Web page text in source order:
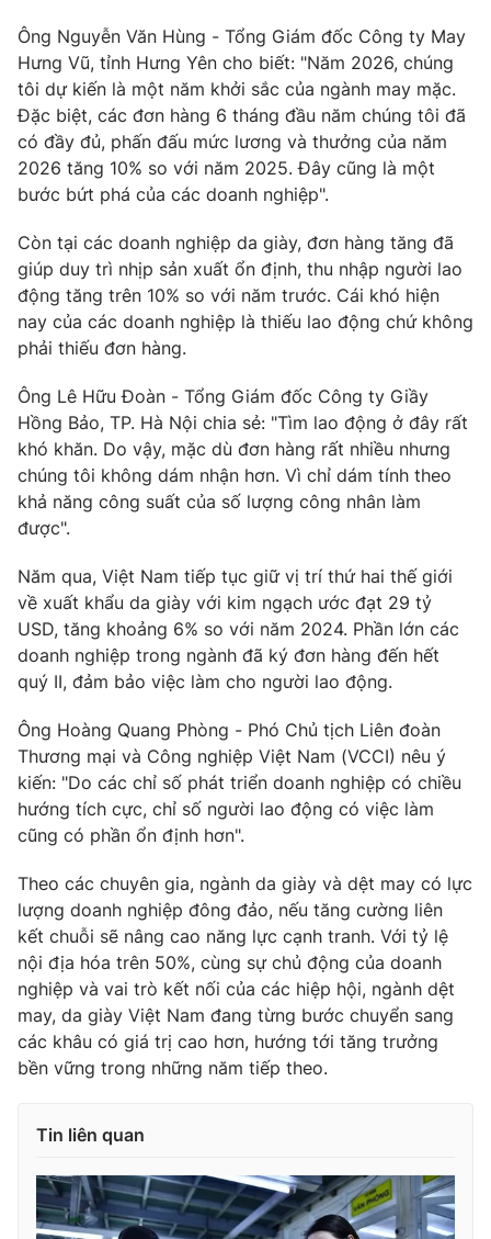
Hitech Công nghệ tương lai
Sản phẩm
Thị trường
Tư vấn
Giao lưu trực tuyến
Lịch phát sóng
Chuyên mục khác
Photo Infographic
Video
VTV Money VTV Thể thao
VTV Sức khoẻ Bất động sản
VTV4 Vươn mình bằng AI
VTV9 VTV8
Liên hệ tòa soạn English
THỜI BÁO VTV
Theo dõi báo trên
Cơ quan chủ quản:Đài Truyền hình Việt Nam
Cơ quan báo chí:Thời báo VTV
Giấy phép hoạt động báo in và báo điện tử số 483/GP-BTTTT
Tổng Biên tập:Vũ Thanh Thủy
Nguyễn Trọng Ninh
Tổng đài VTV:024.38 355 931 - 024.38 355 932
Ông Nguyễn Văn Hùng - Tổng Giám đốc Công ty May
Hưng Vũ, tỉnh Hưng Yên cho biết: "Năm 2026, chúng
tôi dự kiến là một năm khởi sắc của ngành may mặc.
Đặc biệt, các đơn hàng 6 tháng đầu năm chúng tôi đã
có đầy đủ, phấn đấu mức lương và thưởng của năm
2026 tăng 10% so với năm 2025. Đây cũng là một
bước bứt phá của các doanh nghiệp".
Còn tại các doanh nghiệp da giày, đơn hàng tăng đã
giúp duy trì nhịp sản xuất ổn định, thu nhập người lao
động tăng trên 10% so với năm trước. Cái khó hiện
nay của các doanh nghiệp là thiếu lao động chứ không
phải thiếu đơn hàng.
Ông Lê Hữu Đoàn - Tổng Giám đốc Công ty Giầy
Hồng Bảo, TP. Hà Nội chia sẻ: "Tìm lao động ở đây rất
khó khăn. Do vậy, mặc dù đơn hàng rất nhiều nhưng
chúng tôi không dám nhận hơn. Vì chỉ dám tính theo
khả năng công suất của số lượng công nhân làm
được".
Năm qua, Việt Nam tiếp tục giữ vị trí thứ hai thế giới
về xuất khẩu da giày với kim ngạch ước đạt 29 tỷ
USD, tăng khoảng 6% so với năm 2024. Phần lớn các
doanh nghiệp trong ngành đã ký đơn hàng đến hết
quý II, đảm bảo việc làm cho người lao động.
Ông Hoàng Quang Phòng - Phó Chủ tịch Liên đoàn
Thương mại và Công nghiệp Việt Nam (VCCI) nêu ý
kiến: "Do các chỉ số phát triển doanh nghiệp có chiều
hướng tích cực, chỉ số người lao động có việc làm
cũng có phần ổn định hơn".
Theo các chuyên gia, ngành da giày và dệt may có lực
lượng doanh nghiệp đông đảo, nếu tăng cường liên
kết chuỗi sẽ nâng cao năng lực cạnh tranh. Với tỷ lệ
nội địa hóa trên 50%, cùng sự chủ động của doanh
nghiệp và vai trò kết nối của các hiệp hội, ngành dệt
may, da giày Việt Nam đang từng bước chuyển sang
các khâu có giá trị cao hơn, hướng tới tăng trưởng
bền vững trong những năm tiếp theo.
Tin liên quan